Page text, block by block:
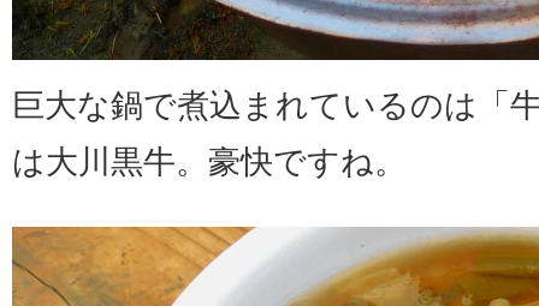
巨大な鍋で煮込まれているのは「
は大川黒牛。豪快ですね。